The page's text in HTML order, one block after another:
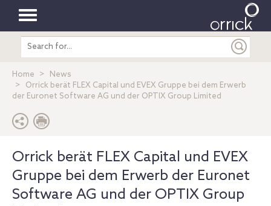
Toggle
navigation
Search
entire
Home
News
Orrick berät FLEX Capital und EVEX Gruppe bei dem Erwerb
der Euronet Software AG und der OPTIX Group Limited
Orrick berät FLEX Capital und EVEX
Gruppe bei dem Erwerb der Euronet
Software AG und der OPTIX Group